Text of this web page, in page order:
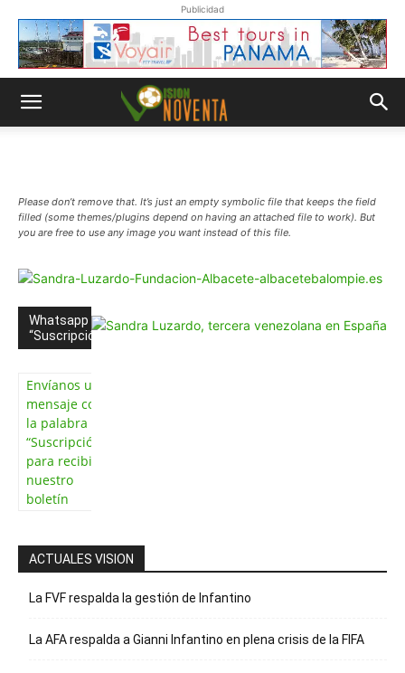
Publicidad
Please don’t remove that. It’s just an empty symbolic file that keeps the field
filled (some themes/plugins depend on having an attached file to work). But
you are free to use any image you want instead of this file.
Whatsapp
“Suscripción”
Envíanos un
mensaje con
la palabra
“Suscripción”
para recibir
nuestro
boletín
ACTUALES VISION
La FVF respalda la gestión de Infantino
La AFA respalda a Gianni Infantino en plena crisis de la FIFA